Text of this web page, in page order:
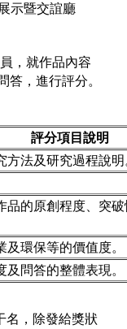
示暨交誼廳
，就作品內容
答，進行評分。
評分項目說明
方法及研究過程說明
品的原創程度、突
環保等的價值度。
問答的整體表現。
名，除發給獎狀